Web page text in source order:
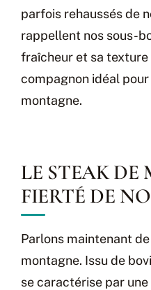
parfois rehaussés de
rappellent nos sous-
fraîcheur et sa texture
compagnon idéal
montagne.
LE STEAK DE
FIERTÉ DE
Parlons maintenant
montagne. Issu de
se caractérise par